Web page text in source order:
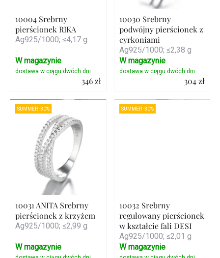
10004 Srebrny
pierścionek RIKA
Ag925/1000; ≤4,17 g
346 zł
Szczegóły
W magazynie
10030 Srebrny
podwójny pierścionek z
cyrkoniami
Ag925/1000; ≤2,38 g
304 zł
Szczegóły
W magazynie
SUMMER -30%
10031 ANITA Srebrny
pierścionek z krzyżem
Ag925/1000; ≤2,99 g
W magazynie
SUMMER -30%
10032 Srebrny
regulowany pierścionek
w kształcie fali DESI
Ag925/1000; ≤2,01 g
W magazynie